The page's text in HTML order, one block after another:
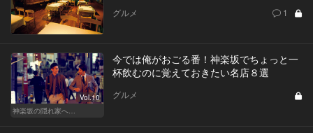
グルメ 1
Vol.10
神楽坂の隠れ家へ…
今では俺がおごる番！神楽坂でちょっと一
杯飲むのに覚えておきたい名店８選
グルメ